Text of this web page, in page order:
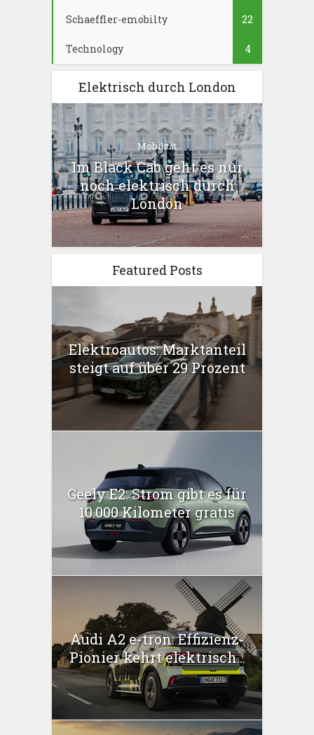
Schaeffler-emobilty 22
Technology 4
Elektrisch durch London
Mobilität
Im Black Cab geht es nur
noch elektrisch durch
London
Featured Posts
Elektroautos: Marktanteil
steigt auf über 29 Prozent
Geely E2: Strom gibt es für
10.000 Kilometer gratis
Audi A2 e-tron: Effizienz-
Pionier kehrt elektrisch...